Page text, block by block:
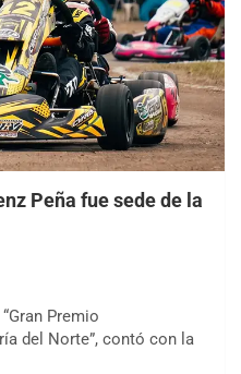
Peña fue sede de la
Premio
del Norte”, contó con la